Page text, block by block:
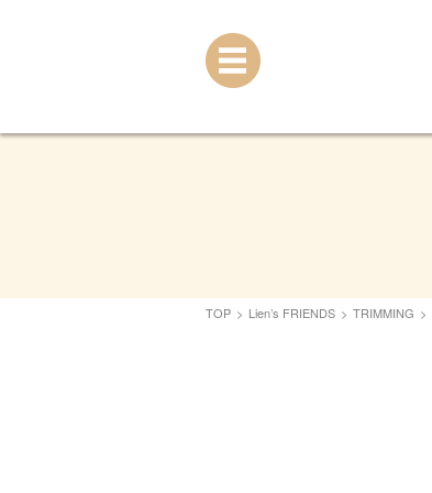
TOP > Lien’s FRIENDS > TRIMMING >